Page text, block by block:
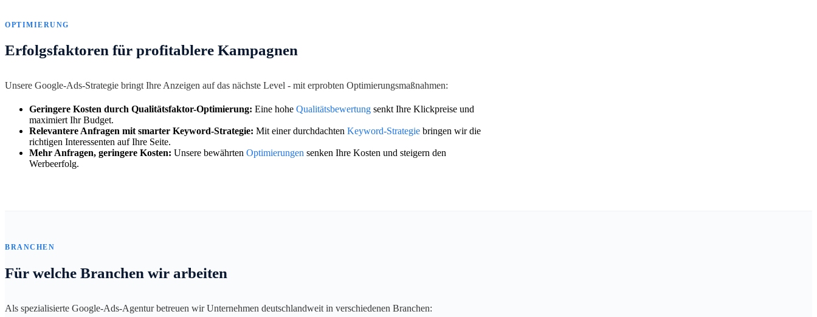
OPTIMIERUNG
Erfolgsfaktoren für profitablere Kampagnen
Unsere Google-Ads-Strategie bringt Ihre Anzeigen auf das nächste Level - mit erprobten Optimierungsmaßnahmen:
Geringere Kosten durch Qualitätsfaktor-Optimierung: Eine hohe Qualitätsbewertung senkt Ihre Klickpreise und
maximiert Ihr Budget.
Relevantere Anfragen mit smarter Keyword-Strategie: Mit einer durchdachten Keyword-Strategie bringen wir die
richtigen Interessenten auf Ihre Seite.
Mehr Anfragen, geringere Kosten: Unsere bewährten Optimierungen senken Ihre Kosten und steigern den
Werbeerfolg.
BRANCHEN
Für welche Branchen wir arbeiten
Als spezialisierte Google-Ads-Agentur betreuen wir Unternehmen deutschlandweit in verschiedenen Branchen: